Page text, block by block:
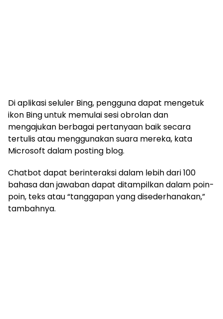
Di aplikasi seluler Bing, pengguna dapat mengetuk
ikon Bing untuk memulai sesi obrolan dan
mengajukan berbagai pertanyaan baik secara
tertulis atau menggunakan suara mereka, kata
Microsoft dalam posting blog.
Chatbot dapat berinteraksi dalam lebih dari 100
bahasa dan jawaban dapat ditampilkan dalam poin-
poin, teks atau “tanggapan yang disederhanakan,”
tambahnya.